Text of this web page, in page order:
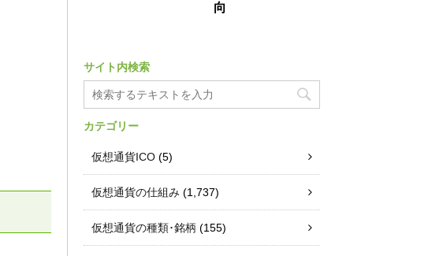
向
サイト内検索
カテゴリー
仮想通貨ICO (5)
仮想通貨の仕組み (1,737)
仮想通貨の種類･銘柄 (155)